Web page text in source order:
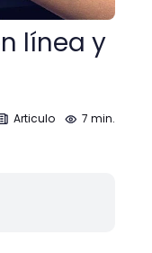
línea y
Articulo 7 min.